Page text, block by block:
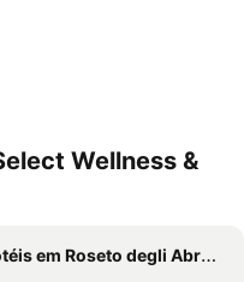
Wellness &
em Roseto degli Abruzzi